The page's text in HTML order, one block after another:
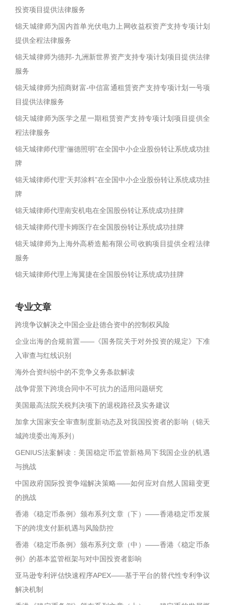
投资项目提供法律服务
锦天城律师为国内首单光伏电力上网收益权资产支持专项计划
提供全程法律服务
锦天城律师为德邦-九洲新世界资产支持专项计划项目提供法律
服务
锦天城律师为招商财富-中信富通租赁资产支持专项计划一号项
目提供法律服务
锦天城律师为医学之星一期租赁资产支持专项计划项目提供全
程法律服务
锦天城律师代理“俪德照明”在全国中小企业股份转让系统成功挂
牌
锦天城律师代理“天邦涂料”在全国中小企业股份转让系统成功挂
牌
锦天城律师代理南安机电在全国股份转让系统成功挂牌
锦天城律师代理卡姆医疗在全国股份转让系统成功挂牌
锦天城律师为上海外高桥造船有限公司收购项目提供全程法律
服务
锦天城律师代理上海翼捷在全国股份转让系统成功挂牌
专业文章
跨境争议解决之中国企业赴德合资中的控制权风险
企业出海的合规前置——《国务院关于对外投资的规定》下准
入审查与红线识别
海外合资纠纷中的不竞争义务条款解读
战争背景下跨境合同中不可抗力的适用问题研究
美国最高法院关税判决项下的退税路径及实务建议
加拿大国家安全审查制度新动态及对我国投资者的影响（锦天
城跨境委出海系列）
GENIUS法案解读：美国稳定币监管新格局下我国企业的机遇
与挑战
中国政府国际投资争端解决策略——如何应对自然人国籍变更
的挑战
香港《稳定币条例》颁布系列文章（下）——香港稳定币发展
下的跨境支付新机遇与风险防控
香港《稳定币条例》颁布系列文章（中）——香港《稳定币条
例》的基本监管框架与对中国投资者影响
亚马逊专利评估快速程序APEX——基于平台的替代性专利争议
解决机制